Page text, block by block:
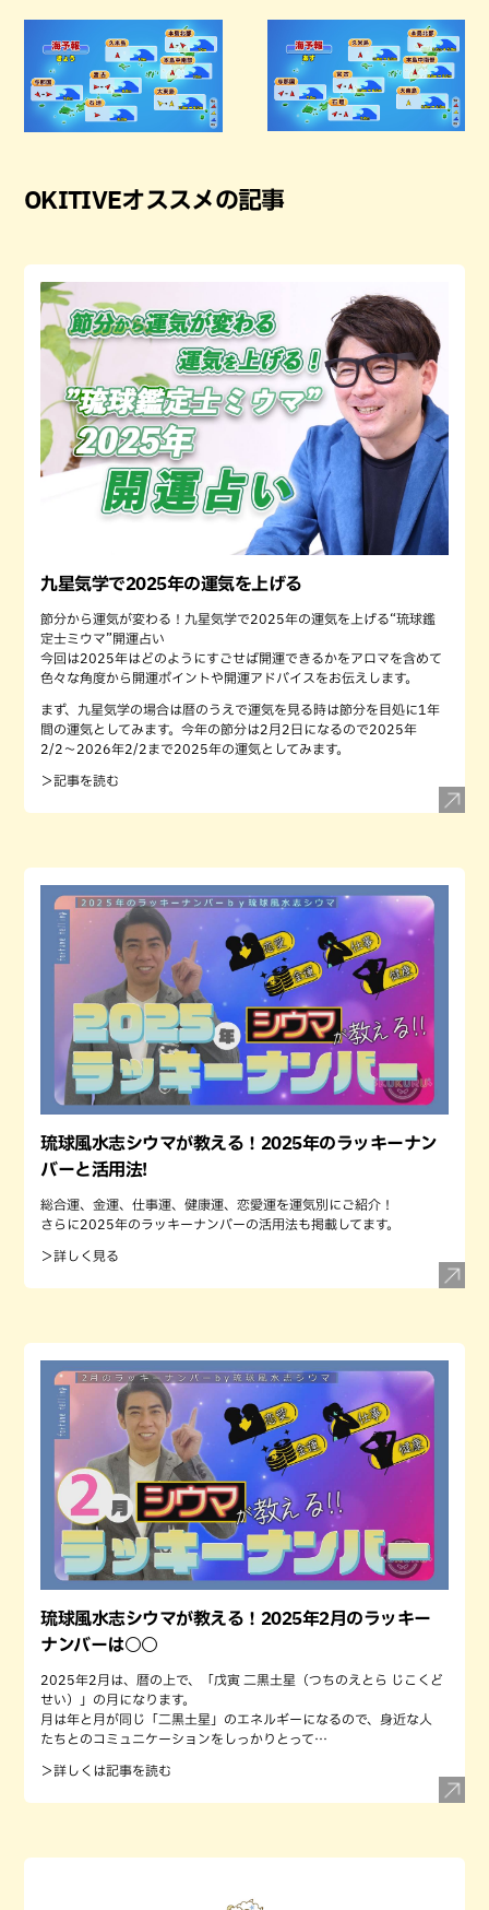
OKITIVEオススメの記事
九星気学で2025年の運気を上げる
節分から運気が変わる！九星気学で2025年の運気を上げる“琉球鑑
定士ミウマ”開運占い
今回は2025年はどのようにすごせば開運できるかをアロマを含めて
色々な角度から開運ポイントや開運アドバイスをお伝えします。
まず、九星気学の場合は暦のうえで運気を見る時は節分を目処に1年
間の運気としてみます。今年の節分は2月2日になるので2025年
2/2〜2026年2/2まで2025年の運気としてみます。
＞記事を読む
琉球風水志シウマが教える！2025年のラッキーナン
バーと活用法!
総合運、金運、仕事運、健康運、恋愛運を運気別にご紹介！
さらに2025年のラッキーナンバーの活用法も掲載してます。
＞詳しく見る
琉球風水志シウマが教える！2025年2月のラッキー
ナンバーは○○
2025年2月は、暦の上で、「戊寅 二黒土星（つちのえとら じこくど
せい）」の月になります。
月は年と月が同じ「二黒土星」のエネルギーになるので、身近な人
たちとのコミュニケーションをしっかりとって…
＞詳しくは記事を読む